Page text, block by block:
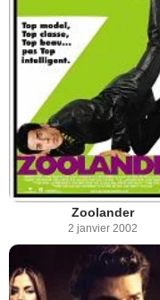
Zoolander
2 janvier 2002